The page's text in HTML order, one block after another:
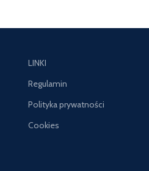
LINKI
Regulamin
Polityka prywatności
Cookies